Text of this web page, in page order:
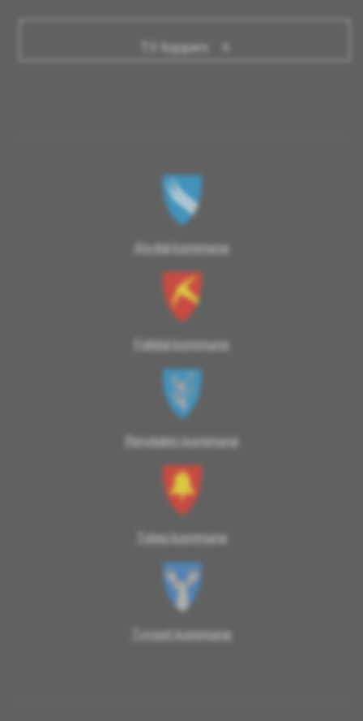
Til toppen
Alvdal kommune
Folldal kommune
Rendalen kommune
Tolga kommune
Tynset kommune